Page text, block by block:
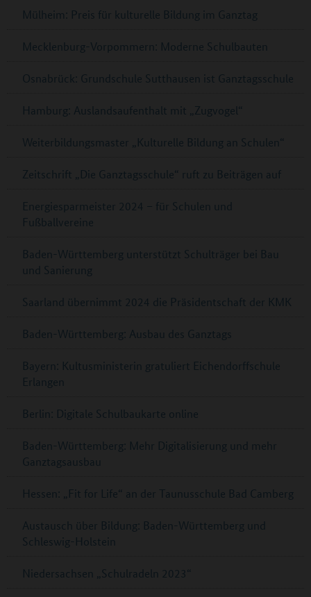
Mülheim: Preis für kulturelle Bildung im Ganztag
Mecklenburg-Vorpommern: Moderne Schulbauten
Osnabrück: Grundschule Sutthausen ist Ganztagsschule
Hamburg: Auslandsaufenthalt mit „Zugvogel“
Weiterbildungsmaster „Kulturelle Bildung an Schulen“
Zeitschrift „Die Ganztagsschule“ ruft zu Beiträgen auf
Energiesparmeister 2024 – für Schulen und
Fußballvereine
Baden-Württemberg unterstützt Schulträger bei Bau
und Sanierung
Saarland übernimmt 2024 die Präsidentschaft der KMK
Baden-Württemberg: Ausbau des Ganztags
Bayern: Kultusministerin gratuliert Eichendorffschule
Erlangen
Berlin: Digitale Schulbaukarte online
Baden-Württemberg: Mehr Digitalisierung und mehr
Ganztagsausbau
Hessen: „Fit for Life“ an der Taunusschule Bad Camberg
Austausch über Bildung: Baden-Württemberg und
Schleswig-Holstein
Niedersachsen „Schulradeln 2023“